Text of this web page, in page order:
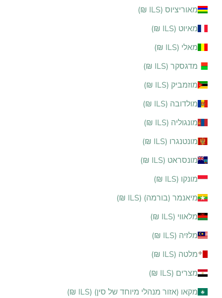
מאוריציוס (ILS ₪)
מאיוט (ILS ₪)
מאלי (ILS ₪)
מדגסקר (ILS ₪)
מוזמביק (ILS ₪)
מולדובה (ILS ₪)
מונגוליה (ILS ₪)
מונטנגרו (ILS ₪)
מונסראט (ILS ₪)
מונקו (ILS ₪)
מיאנמר (בורמה) (ILS ₪)
מלאווי (ILS ₪)
מלזיה (ILS ₪)
מלטה (ILS ₪)
מצרים (ILS ₪)
מקאו (אזור מנהלי מיוחד של סין) (ILS ₪)